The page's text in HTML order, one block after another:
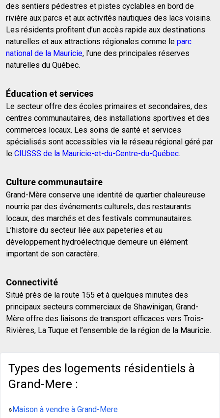
des sentiers pédestres et pistes cyclables en bord de
rivière aux parcs et aux activités nautiques des lacs voisins.
Les résidents profitent d’un accès rapide aux destinations
naturelles et aux attractions régionales comme le parc
national de la Mauricie, l’une des principales réserves
naturelles du Québec.
Éducation et services
Le secteur offre des écoles primaires et secondaires, des
centres communautaires, des installations sportives et des
commerces locaux. Les soins de santé et services
spécialisés sont accessibles via le réseau régional géré par
le CIUSSS de la Mauricie-et-du-Centre-du-Québec.
Culture communautaire
Grand-Mère conserve une identité de quartier chaleureuse
nourrie par des événements culturels, des restaurants
locaux, des marchés et des festivals communautaires.
L’histoire du secteur liée aux papeteries et au
développement hydroélectrique demeure un élément
important de son caractère.
Connectivité
Situé près de la route 155 et à quelques minutes des
principaux secteurs commerciaux de Shawinigan, Grand-
Mère offre des liaisons de transport efficaces vers Trois-
Rivières, La Tuque et l’ensemble de la région de la Mauricie.
Types des logements résidentiels à
Grand-Mere :
» Maison à vendre à Grand-Mere